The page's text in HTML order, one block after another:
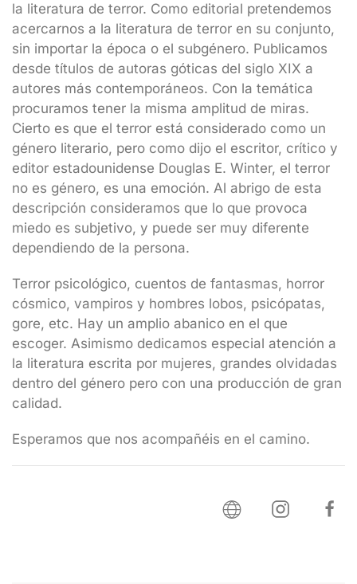
la literatura de terror. Como editorial pretendemos
acercarnos a la literatura de terror en su conjunto,
sin importar la época o el subgénero. Publicamos
desde títulos de autoras góticas del siglo XIX a
autores más contemporáneos. Con la temática
procuramos tener la misma amplitud de miras.
Cierto es que el terror está considerado como un
género literario, pero como dijo el escritor, crítico y
editor estadounidense Douglas E. Winter, el terror
no es género, es una emoción. Al abrigo de esta
descripción consideramos que lo que provoca
miedo es subjetivo, y puede ser muy diferente
dependiendo de la persona.
Terror psicológico, cuentos de fantasmas, horror
cósmico, vampiros y hombres lobos, psicópatas,
gore, etc. Hay un amplio abanico en el que
escoger. Asimismo dedicamos especial atención a
la literatura escrita por mujeres, grandes olvidadas
dentro del género pero con una producción de gran
calidad.
Esperamos que nos acompañéis en el camino.